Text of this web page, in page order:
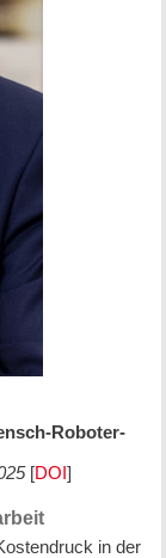
Roboter-
[DOI]
in der